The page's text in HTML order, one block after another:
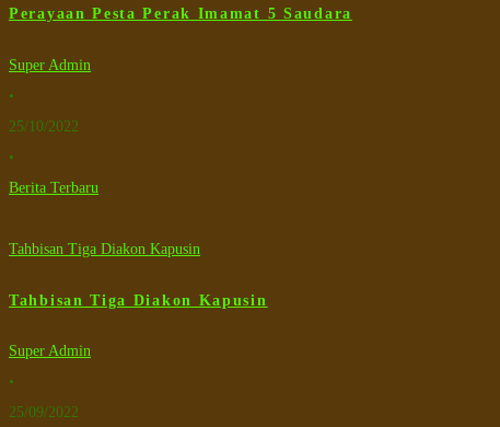
Perayaan Pesta Perak Imamat 5 Saudara
Super Admin
•
25/10/2022
•
Berita Terbaru
Tahbisan Tiga Diakon Kapusin
Tahbisan Tiga Diakon Kapusin
Super Admin
•
25/09/2022